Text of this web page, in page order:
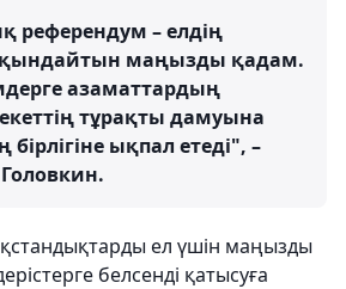
референдум – елдің
маңызды қадам.
азаматтардың
тұрақты дамуына
ықпал етеді", –
ел үшін маңызды
белсенді қатысуға